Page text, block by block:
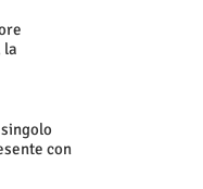
la
Verità
con